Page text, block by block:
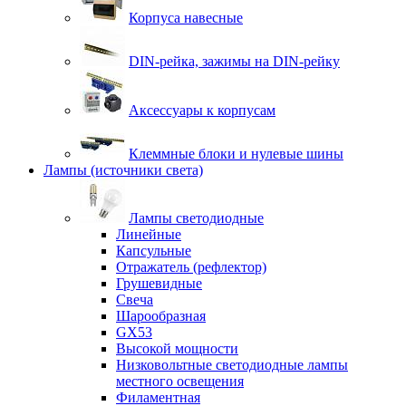
Корпуса навесные
DIN-рейка, зажимы на DIN-рейку
Аксессуары к корпусам
Клеммные блоки и нулевые шины
Лампы (источники света)
Лампы светодиодные
Линейные
Капсульные
Отражатель (рефлектор)
Грушевидные
Свеча
Шарообразная
GX53
Высокой мощности
Низковольтные светодиодные лампы
местного освещения
Филаментная